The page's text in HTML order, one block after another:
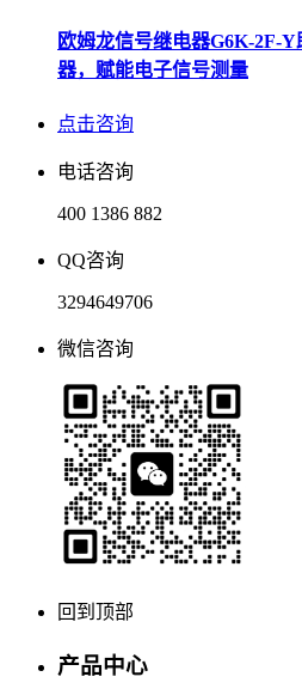
欧姆龙信号继电器G6K-2F-
器，赋能电子信号测量
点击咨询
电话咨询
400 1386 882
QQ咨询
3294649706
微信咨询
回到顶部
产品中心